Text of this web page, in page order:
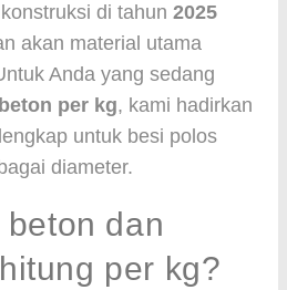
di tahun 2025
akan material utama
Anda yang sedang
per kg, kami hadirkan
untuk besi polos
diameter.
dan
per kg?